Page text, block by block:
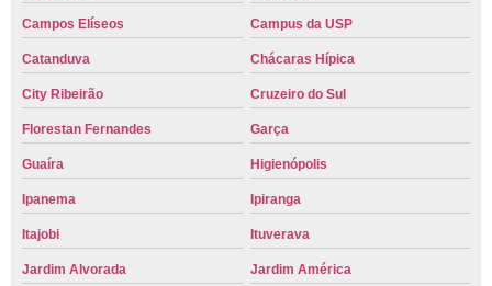
Campos Elíseos Campus da USP
Catanduva Chácaras Hípica
City Ribeirão Cruzeiro do Sul
Florestan Fernandes Garça
Guaíra Higienópolis
Ipanema Ipiranga
Itajobi Ituverava
Jardim Alvorada Jardim América